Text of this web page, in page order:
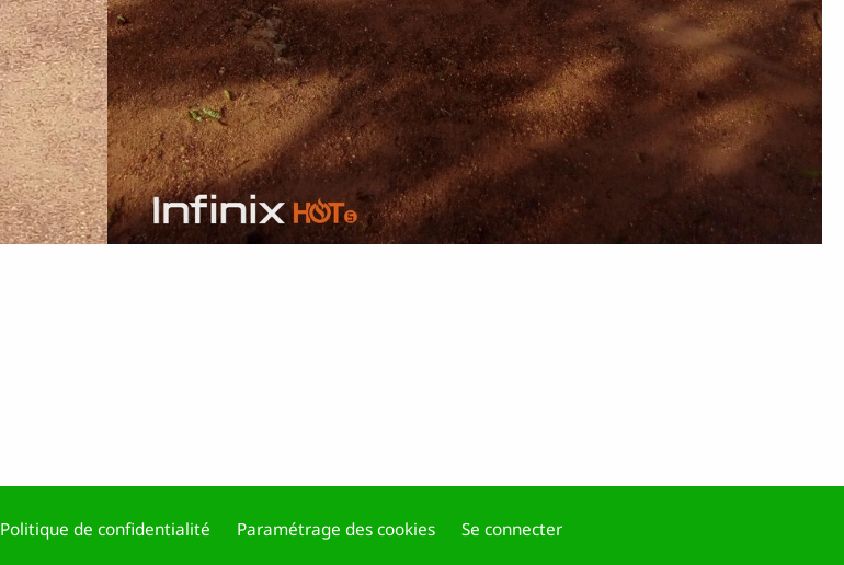
Footer
Politique de confidentialité Paramétrage des cookies Se connecter